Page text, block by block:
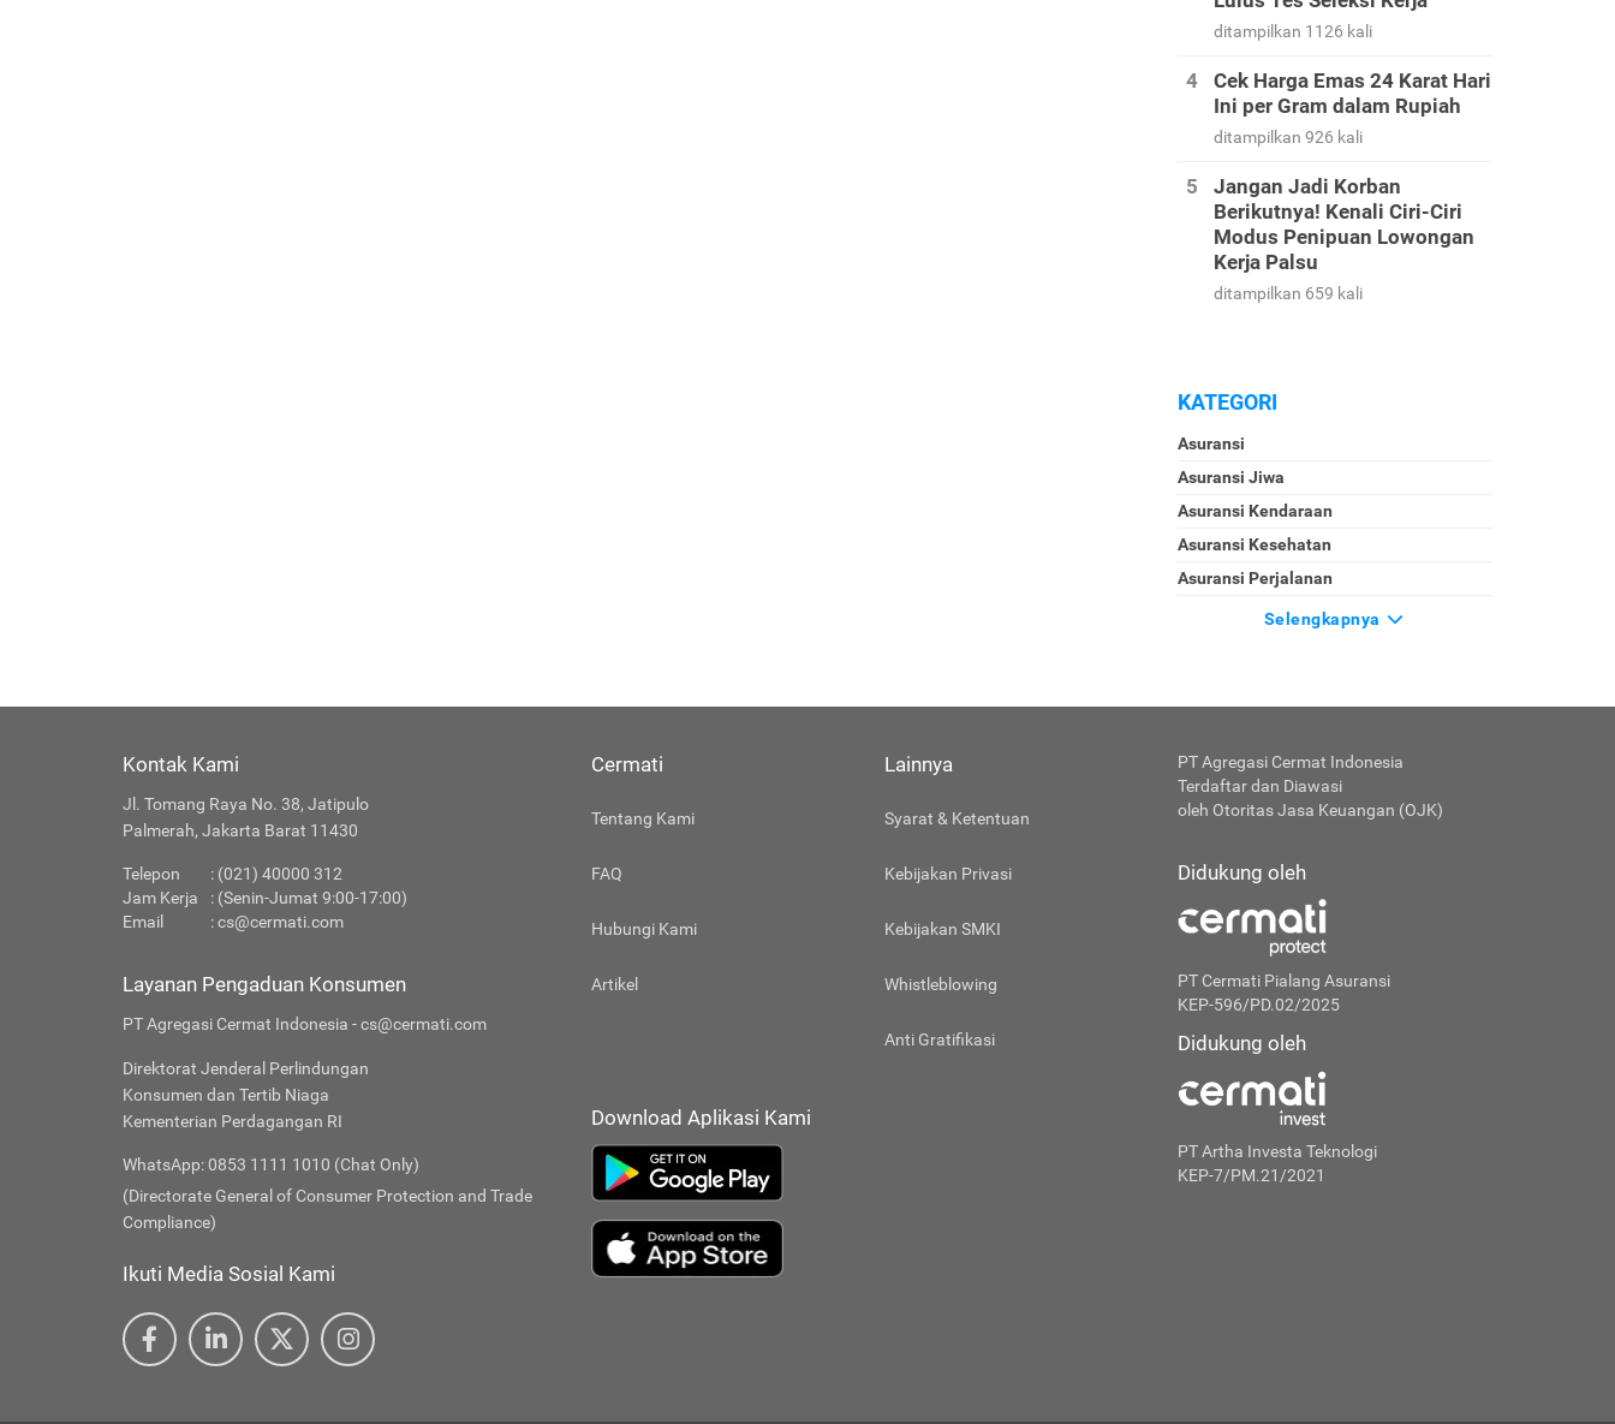
ditampilkan 1126 kali
Cek Harga Emas 24 Karat Hari
Ini per Gram dalam Rupiah
ditampilkan 926 kali
Jangan Jadi Korban
Berikutnya! Kenali Ciri-Ciri
Modus Penipuan Lowongan
Kerja Palsu
ditampilkan 659 kali
KATEGORI
Asuransi
Asuransi Jiwa
Asuransi Kendaraan
Asuransi Kesehatan
Asuransi Perjalanan
Selengkapnya
Kontak Kami
Jl. Tomang Raya No. 38, Jatipulo
Palmerah, Jakarta Barat 11430
Telepon
: (021) 40000 312
Jam Kerja
: (Senin-Jumat 9:00-17:00)
Email
:cs@cermati.com
Layanan Pengaduan Konsumen
PT Agregasi Cermat Indonesia - cs@cermati.com
Direktorat Jenderal Perlindungan
Konsumen dan Tertib Niaga
Kementerian Perdagangan RI
WhatsApp: 0853 1111 1010 (Chat Only)
(Directorate General of Consumer Protection and Trade
Compliance)
Ikuti Media Sosial Kami
Cermati
Tentang Kami
FAQ
Hubungi Kami
Artikel
Lainnya
Syarat & Ketentuan
Kebijakan Privasi
Kebijakan SMKI
Whistleblowing
Anti Gratifikasi
Download Aplikasi Kami
PT Agregasi Cermat Indonesia
Terdaftar dan Diawasi
oleh Otoritas Jasa Keuangan (OJK)
Didukung oleh
PT Cermati Pialang Asuransi
KEP-596/PD.02/2025
Didukung oleh
PT Artha Investa Teknologi
KEP-7/PM.21/2021